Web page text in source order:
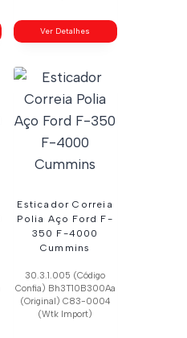
Ver Detalhes
Esticador Correia
Polia Aço Ford F-
350 F-4000
Cummins
30.3.1.005 (Código
Confia) Bh3T10B300Aa
(Original) C83-0004
(Wtk Import)